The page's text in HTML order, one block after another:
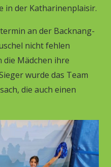
in der Katharinenplaisir.
an der Backnang-
nicht fehlen
Mädchen ihre
wurde das Team
die auch einen